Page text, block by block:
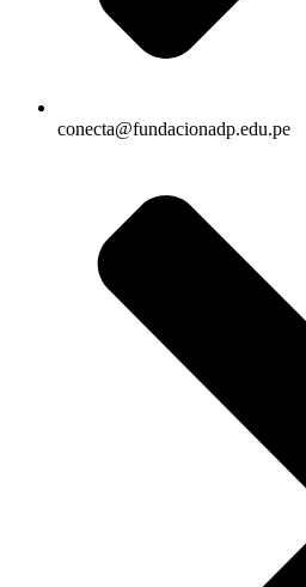
conecta@fundacionadp.edu.pe